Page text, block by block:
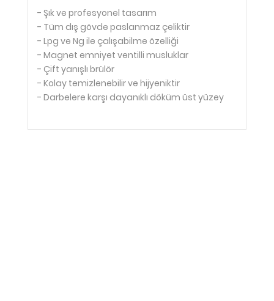
- Şık ve profesyonel tasarım
- Tüm dış gövde paslanmaz çeliktir
- Lpg ve Ng ile çalışabilme özelliği
- Magnet emniyet ventilli musluklar
- Çift yanışlı brülör
- Kolay temizlenebilir ve hijyeniktir
- Darbelere karşı dayanıklı döküm üst yüzey